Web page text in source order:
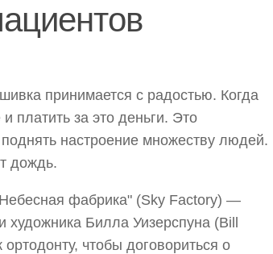
принимается с радостью. Когда
платить за это деньги. Это
настроение множеству людей.
дождь.
фабрика" (Sky Factory) —
Билла Уизерспуна (Bill
чтобы договориться о